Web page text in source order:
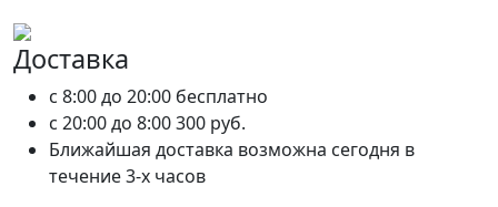
Доставка
c 8:00 до 20:00 бесплатно
c 20:00 до 8:00300 руб.
Ближайшая доставка возможна сегодня в
течение 3-х часов